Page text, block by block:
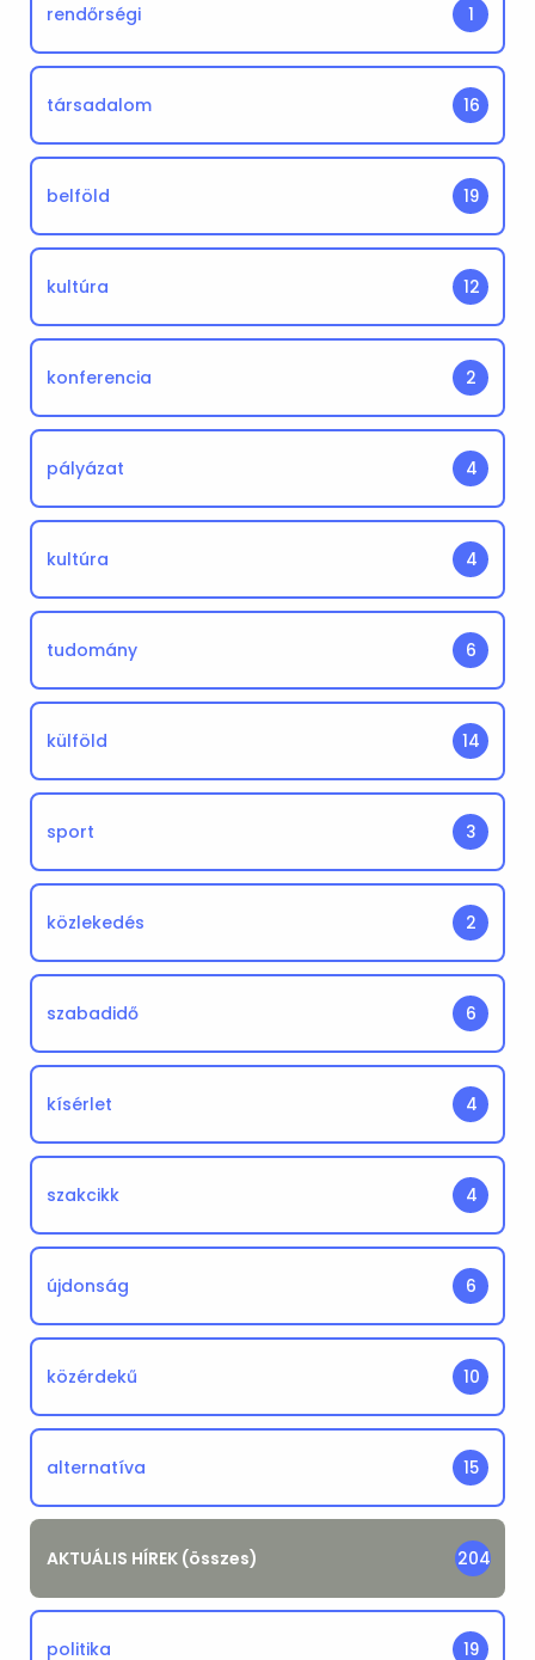
rendőrségi 1
társadalom 16
belföld 19
kultúra 12
konferencia 2
pályázat 4
kultúra 4
tudomány 6
külföld 14
sport 3
közlekedés 2
szabadidő 6
kísérlet 4
szakcikk 4
újdonság 6
közérdekű 10
alternatíva 15
AKTUÁLIS HÍREK (összes) 204
politika 19